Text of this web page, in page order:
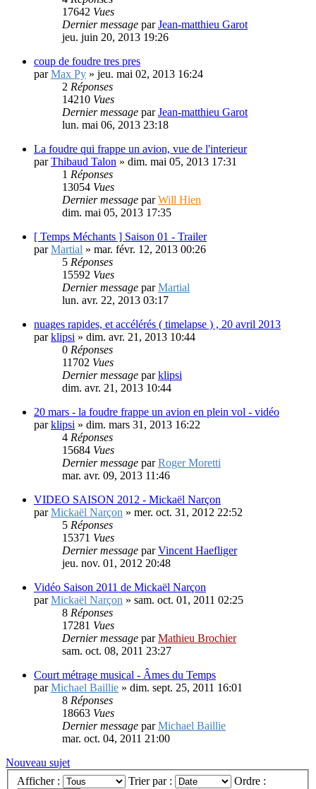
[Vidéo Timelapse] A supercell near Booker, Texas
Sébastien Fraud»mer. juin 12, 2013 17:05
4Réponses
17642
Vues
Dernier messageparJean-matthieu Garot
jeu. juin 20, 2013 19:26
coup de foudre tres pres
Max Py» jeu. mai 02, 2013 16:24
2Réponses
14210Vues
Dernier messageparJean-matthieu Garot
lun. mai 06, 2013 23:18
La foudre qui frappe un avion, vue de l'interieur
Thibaud Talon»dim. mai 05, 2013 17:31
1Réponses
13054Vues
Dernier messageparWill Hien
dim. mai 05, 2013 17:35
[ Temps Méchants ] Saison 01 - Trailer
Martial»mar. févr. 12, 2013 00:26
5Réponses
15592
Vues
Dernier messageparMartial
lun. avr. 22, 2013 03:17
nuages rapides, et accélérés ( timelapse ) , 20 avril 2013
klipsi»dim. avr. 21, 2013 10:44
0Réponses
11702Vues
Dernier messageparklipsi
dim. avr. 21, 2013 10:44
20 mars - la foudre frappe un avion en plein vol - vidéo
klipsi»dim. mars 31, 2013 16:22
4Réponses
15684Vues
Dernier messageparRoger Moretti
mar. avr. 09, 2013 11:46
VIDEO SAISON 2012 - Mickaël Narçon
Mickaël Narçon»mer. oct. 31, 2012 22:52
5Réponses
15371
Vues
Dernier messageparVincent Haefliger
jeu. nov. 01, 2012 20:48
Vidéo Saison 2011 de Mickaël Narçon
Mickaël Narçon»sam. oct. 01, 2011 02:25
8Réponses
17281
Dernier messageparMathieu Brochier
sam. oct. 08, 2011 23:27
Court métrage musical - Âmes du Temps
Michael Baillie»dim. sept. 25, 2011 16:01
8Réponses
18663
Dernier messageparMichael Baillie
mar. oct. 04, 2011 21:00